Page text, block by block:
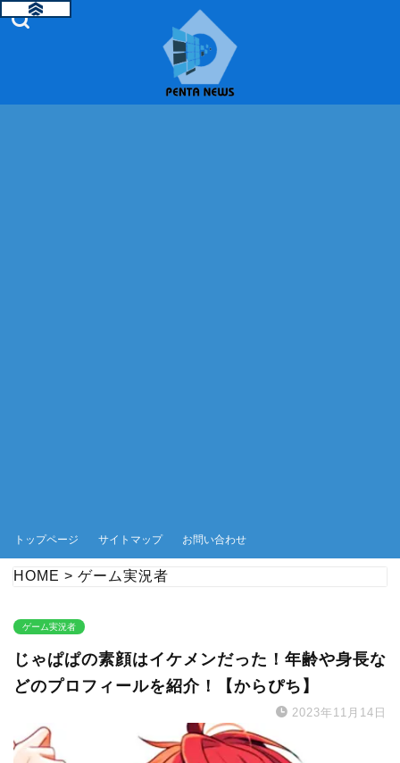
トップページ サイトマップ お問い合わせ
HOME > ゲーム実況者
ゲーム実況者
じゃぱぱの素顔はイケメンだった！年齢や身長な
どのプロフィールを紹介！【からぴち】
2023年11月14日